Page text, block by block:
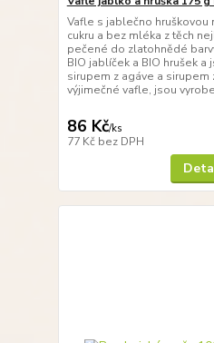
Vafle s jablečno hruškovou
cukru a bez mléka z těch
pečené do zlatohnědé
BIO jablíček a BIO hrušek
sirupem z agáve a sirupem
výjimečné vafle, jsou
86 Kč/ks
77 Kč bez DPH